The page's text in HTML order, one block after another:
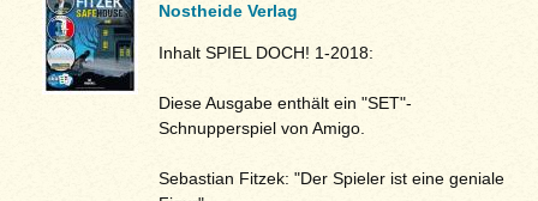
Nostheide Verlag
Inhalt SPIEL DOCH! 1-2018:
Diese Ausgabe enthält ein "SET"-
Schnupperspiel von Amigo.
Sebastian Fitzek: "Der Spieler ist eine geniale